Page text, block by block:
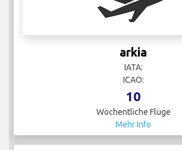
arkia
IATA:
ICAO:
10
Wöchentliche Flüge
Mehr Info